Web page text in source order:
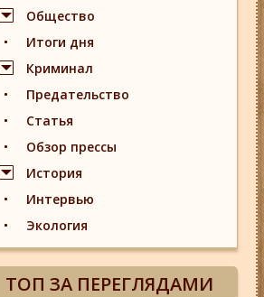
Общество
Итоги дня
Криминал
Предательство
Статья
Обзор прессы
История
Интервью
Экология
ТОП ЗА ПЕРЕГЛЯДАМИ